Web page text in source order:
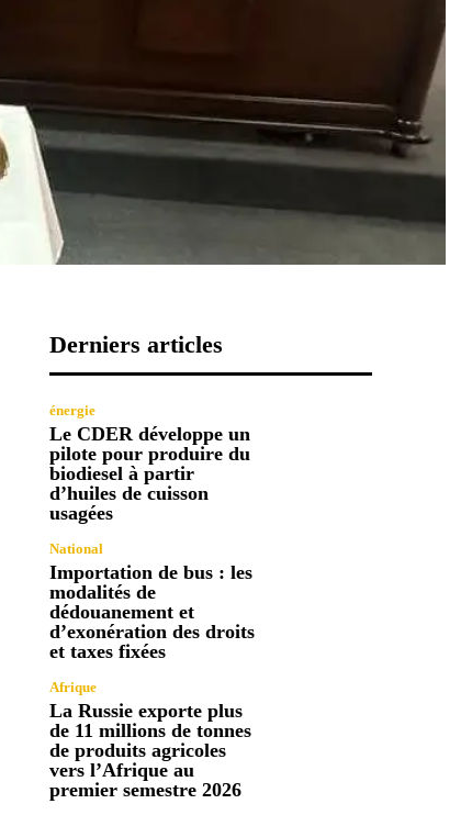
Derniers articles
énergie
Le CDER développe un
pilote pour produire du
biodiesel à partir
d’huiles de cuisson
usagées
National
Importation de bus : les
modalités de
dédouanement et
d’exonération des droits
et taxes fixées
Afrique
La Russie exporte plus
de 11 millions de tonnes
de produits agricoles
vers l’Afrique au
premier semestre 2026